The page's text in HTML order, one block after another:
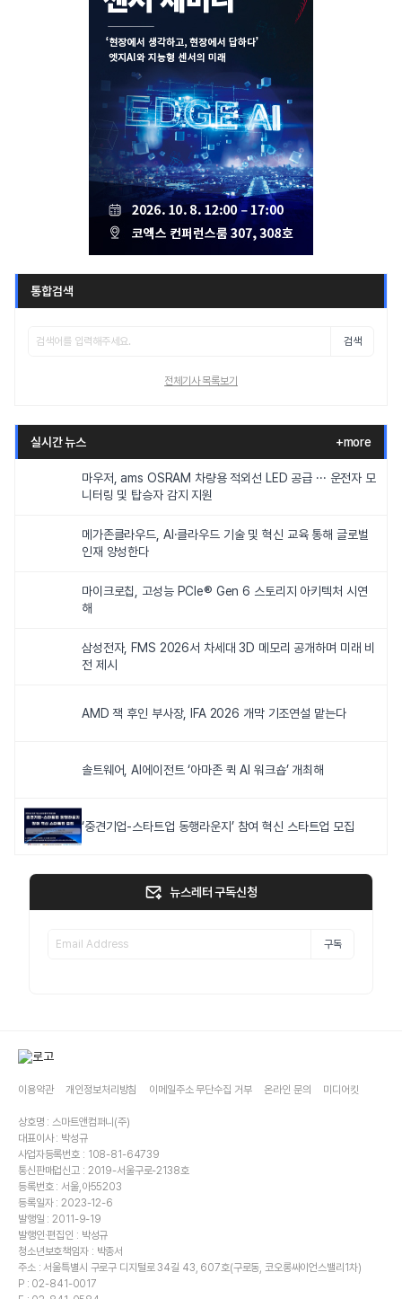
통합검색
검색
전체기사 목록보기
실시간 뉴스 +more
마우저, ams OSRAM 차량용 적외선 LED 공급 ··· 운전자 모
니터링 및 탑승자 감지 지원
메가존클라우드, AI·클라우드 기술 및 혁신 교육 통해 글로벌
인재 양성한다
마이크로칩, 고성능 PCIe® Gen 6 스토리지 아키텍처 시연
해
삼성전자, FMS 2026서 차세대 3D 메모리 공개하며 미래 비
전 제시
AMD 잭 후인 부사장, IFA 2026 개막 기조연설 맡는다
솔트웨어, AI에이전트 ‘아마존 퀵 AI 워크숍’ 개최해
‘중견기업-스타트업 동행라운지’ 참여 혁신 스타트업 모집
뉴스레터 구독신청
구독
이용약관 개인정보처리방침 이메일주소 무단수집 거부 온라인 문의 미디어킷
상호명 : 스마트앤컴퍼니(주)
대표이사 : 박성규
사업자등록번호 : 108-81-64739
통신판매업신고 : 2019-서울구로-2138호
등록번호 : 서울,아55203
등록일자 : 2023-12-6
발행일 : 2011-9-19
발행인·편집인 : 박성규
청소년보호책임자 : 박종서
주소 : 서울특별시 구로구 디지털로 34길 43, 607호(구로동, 코오롱싸이언스밸리1차)
P : 02-841-0017